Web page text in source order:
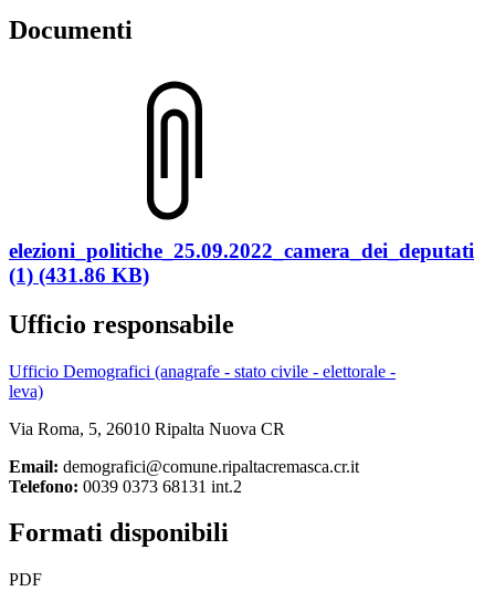
Documenti
elezioni_politiche_25.09.2022_camera_dei_deputati
(1) (431.86 KB)
Ufficio responsabile
Ufficio Demografici (anagrafe - stato civile - elettorale -
leva)
Via Roma, 5, 26010 Ripalta Nuova CR
Email: demografici@comune.ripaltacremasca.cr.it
Telefono: 0039 0373 68131 int.2
Formati disponibili
PDF